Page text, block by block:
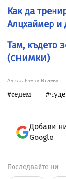
Как да
Алцхаймер и
Там, където
(СНИМКИ)
Автор: Елена Исаева
седем
Добави
Google
Последвайте ни